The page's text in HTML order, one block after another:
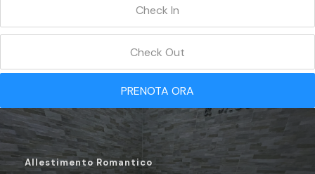
PRENOTA ORA
Allestimento Romantico